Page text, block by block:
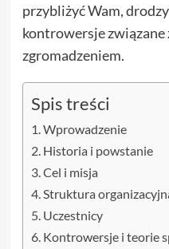
przybliżyć Wam,
kontrowersje
zgromadzeniem.
Spis treści
Wprowadzenie
Historia i powstanie
Cel i misja
Struktura
Uczestnicy
Kontrowersje i teorie